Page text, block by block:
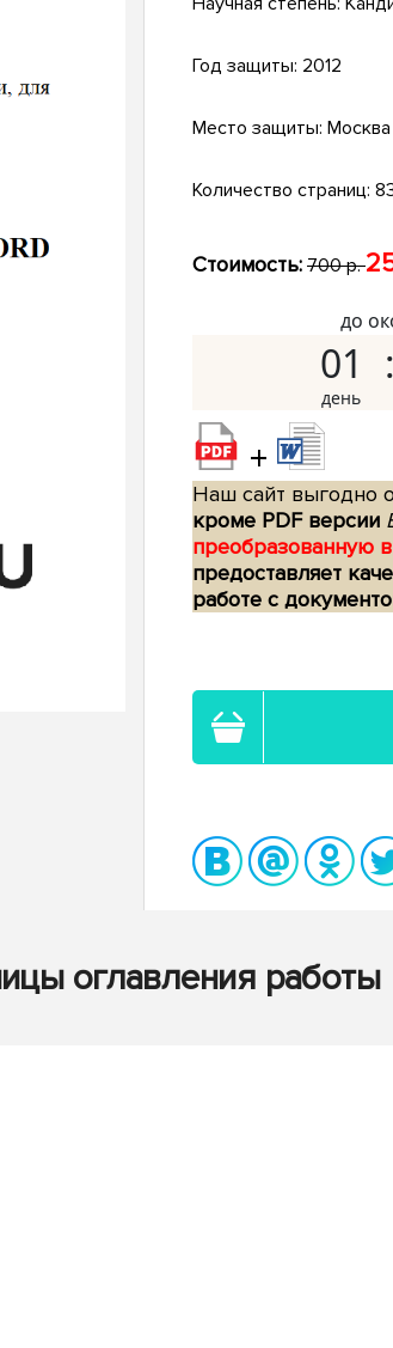
Год защиты: 2012
Место защиты: Москва
Количество страниц:
Стоимость: 700 р.
до
01
+
Наш сайт выгодно
кроме PDF версии
преобразованную
предоставляет
работе с
оглавления работы